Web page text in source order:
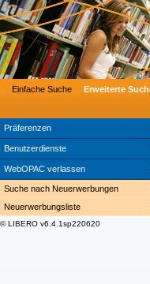
Präferenzen
Benutzerdienste
WebOPAC verlassen
Einfache Suche Erweiterte
Suche nach Neuerwerbungen
Neuerwerbungsliste
© LIBERO v6.4.1sp220620